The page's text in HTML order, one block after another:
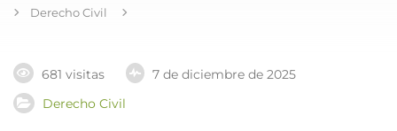
Derecho Civil
681 visitas
7 de diciembre de 2025
Derecho Civil